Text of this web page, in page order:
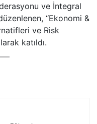
ve İntegral
‘‘Ekonomi &
ve Risk
katıldı.